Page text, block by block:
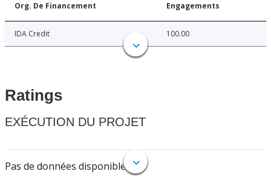
Org. De Financement Engagements
IDA Credit 100.00
Ratings
EXÉCUTION DU PROJET
Pas de données disponibles.